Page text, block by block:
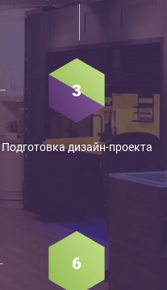
Подготовка дизайн-проекта